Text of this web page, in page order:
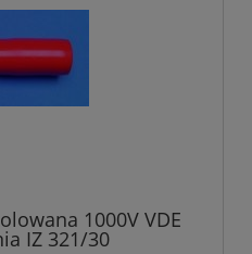
1000V VDE
IZ 321/30